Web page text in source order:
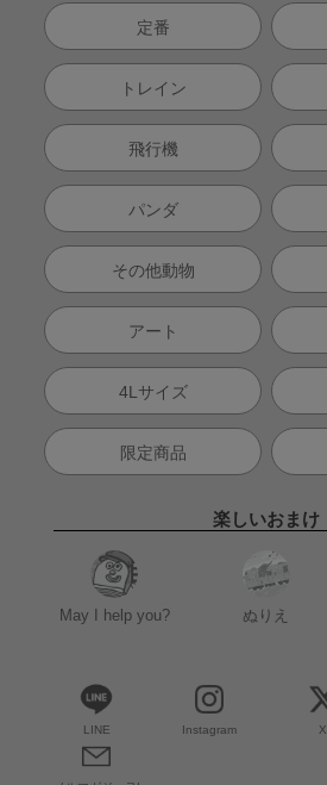
定番
トレイン
飛行機
パンダ
その他動物
アート
4Lサイズ
限定商品
楽しいおまけ
May I help you? ぬりえ
LINE Instagram X